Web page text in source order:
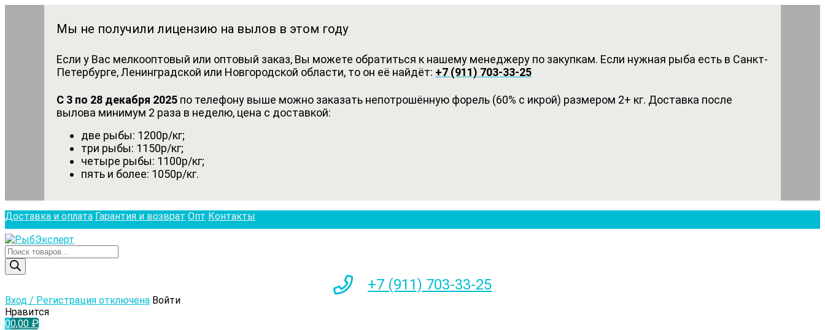
Мы не получили лицензию на вылов в этом году
Если у Вас мелкооптовый или оптовый заказ, Вы можете обратиться к нашему менеджеру по закупкам. Если нужная рыба есть в Санкт-
Петербурге, Ленинградской или Новгородской области, то он её найдёт: +7 (911) 703-33-25
С 3 по 28 декабря 2025 по телефону выше можно заказать непотрошённую форель (60% с икрой) размером 2+ кг. Доставка после
вылова минимум 2 раза в неделю, цена с доставкой:
две рыбы: 1200р/кг;
три рыбы: 1150р/кг;
четыре рыбы: 1100р/кг;
пять и более: 1050р/кг.
Доставка и оплата Гарантия и возврат Опт Контакты
Поиск
товаров
+7 (911) 703-33-25
Вход / Регистрация отключена Войти
Нравится
00,00 ₽